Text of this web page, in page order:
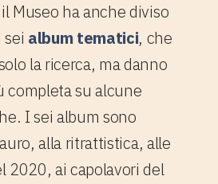
Museo ha anche diviso
album tematici, che
la ricerca, ma danno
completa su alcune
I sei album sono
alla ritrattistica, alle
2020, ai capolavori del